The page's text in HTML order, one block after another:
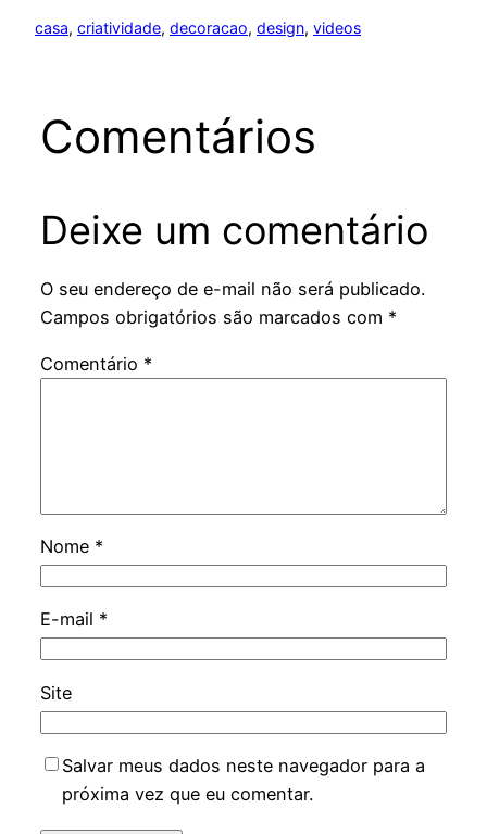
casa, criatividade, decoracao, design, videos
Comentários
Deixe um comentário
O seu endereço de e-mail não será publicado.
Campos obrigatórios são marcados com *
Comentário *
Nome *
E-mail *
Site
Salvar meus dados neste navegador para a
próxima vez que eu comentar.